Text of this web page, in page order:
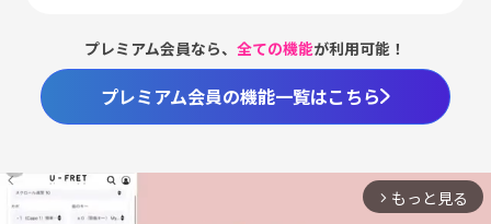
プレミアム会員なら、全ての機能が利用可能！
プレミアム会員の機能一覧はこちら
arrow_forward_ios もっと見る